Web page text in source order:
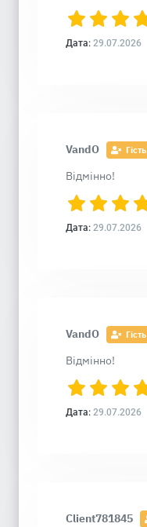
Дата: 29.07.2026
VandO Гість
Відмінно!
Дата: 29.07.2026
VandO Гість
Відмінно!
Дата: 29.07.2026
Client781845